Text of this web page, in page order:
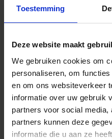
Toestemming
Deze website maakt
We gebruiken cookies om
personaliseren, om
en om ons websiteverkeer
informatie over uw gebruik
partners voor social
partners kunnen deze
informatie die u aan ze
genieten van de expressieve
Ontworpen voor zowel foto-
Soepele, nauwkeurige
De lichte focusgroep wordt
stepping motor. Deze zorgt
scherpstelling, ideaal voor
Zelfs bij bewegende
stelt de lens trefzeker scherp.